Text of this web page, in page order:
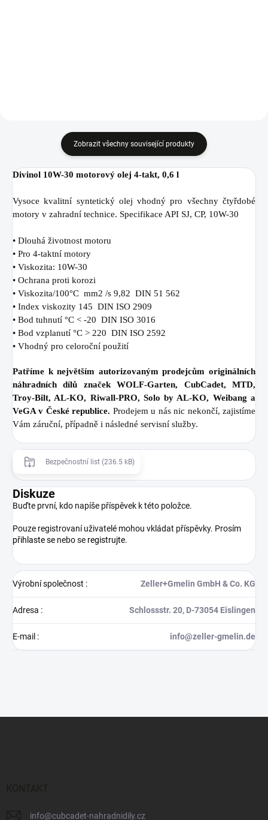
Zobrazit všechny související produkty
Divinol 10W-30 motorový olej 4-takt, 0,6 l
Vysoce kvalitní syntetický olej vhodný pro všechny čtyřdobé
motory v zahradní technice. Specifikace API SJ, CP, 10W-30
• Dlouhá životnost motoru
• Pro 4-taktní motory
• Viskozita: 10W-30
• Ochrana proti korozi
• Viskozita/100°C mm2 /s 9,82 DIN 51 562
• Index viskozity 145 DIN ISO 2909
• Bod tuhnutí °C < -20 DIN ISO 3016
• Bod vzplanutí °C > 220 DIN ISO 2592
• Vhodný pro celoroční použití
Patříme k největším autorizovaným prodejcům originálních
náhradních dílů značek WOLF-Garten, CubCadet, MTD,
Troy-Bilt, AL-KO, Riwall-PRO, Solo by AL-KO, Weibang a
VeGA v České republice. Prodejem u nás nic nekončí, zajistíme
Vám záruční, případně i následné servisní služby.
Bezpečnostní list (236.5 kB)
Diskuze
Buďte první, kdo napíše příspěvek k této položce.
Pouze registrovaní uživatelé mohou vkládat příspěvky. Prosím
přihlaste se nebo se registrujte.
Výrobní společnost : Zeller+Gmelin GmbH & Co. KG
Adresa : Schlossstr. 20, D-73054 Eislingen
E-mail : info@zeller-gmelin.de
info@cubcadet-nahradnidily.cz